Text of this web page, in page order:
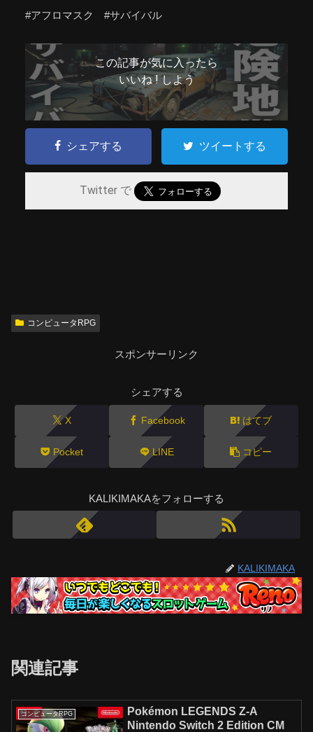
#アフロマスク #サバイバル
この記事が気に入ったら
いいね ! しよう
シェアする ツイートする
Twitter で
コンピュータRPG
スポンサーリンク
シェアする
X Facebook はてブ
Pocket LINE コピー
KALIKIMAKAをフォローする
KALIKIMAKA
関連記事
コンピュータRPG
Pokémon LEGENDS Z-A
Nintendo Switch 2 Edition CM